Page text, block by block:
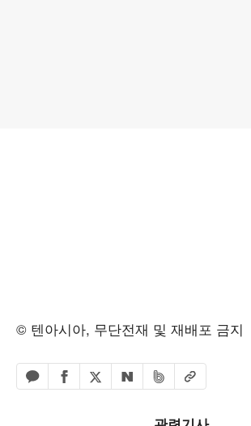
© 텐아시아, 무단전재 및 재배포 금지
카카오톡 공유하기
페이스북 공유하기
엑스 공유하기
네이버 공유하기
밴드 공유하기
URL복사